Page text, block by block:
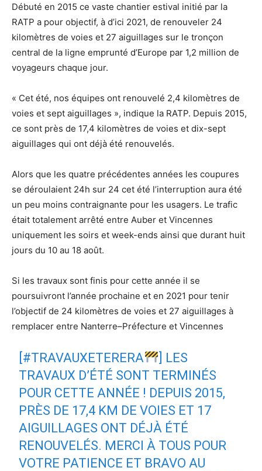
Débuté en 2015 ce vaste chantier estival initié par la
RATP a pour objectif, à d’ici 2021, de renouveler 24
kilomètres de voies et 27 aiguillages sur le tronçon
central de la ligne emprunté d’Europe par 1,2 million de
voyageurs chaque jour.
« Cet été, nos équipes ont renouvelé 2,4 kilomètres de
voies et sept aiguillages », indique la RATP. Depuis 2015,
ce sont près de 17,4 kilomètres de voies et dix-sept
aiguillages qui ont déjà été renouvelés.
Alors que les quatre précédentes années les coupures
se déroulaient 24h sur 24 cet été l’interruption aura été
un peu moins contraignante pour les usagers. Le trafic
était totalement arrêté entre Auber et Vincennes
uniquement les soirs et week-ends ainsi que durant huit
jours du 10 au 18 août.
Si les travaux sont finis pour cette année il se
poursuivront l’année prochaine et en 2021 pour tenir
l’objectif de 24 kilomètres de voies et 27 aiguillages à
remplacer entre Nanterre–Préfecture et Vincennes
#TRAVAUXETERERA
] LES
TRAVAUX D’ÉTÉ SONT TERMINÉS
POUR CETTE ANNÉE ! DEPUIS 2015,
PRÈS DE 17,4 KM DE VOIES ET 17
AIGUILLAGES ONT DÉJÀ ÉTÉ
RENOUVELÉS. MERCI À TOUS POUR
VOTRE PATIENCE ET BRAVO AU